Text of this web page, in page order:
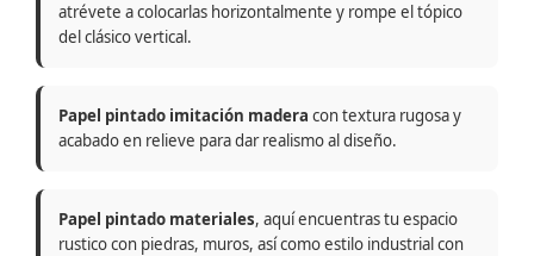
atrévete a colocarlas horizontalmente y rompe el tópico
del clásico vertical.
Papel pintado imitación madera con textura rugosa y
acabado en relieve para dar realismo al diseño.
Papel pintado materiales, aquí encuentras tu espacio
rustico con piedras, muros, así como estilo industrial con